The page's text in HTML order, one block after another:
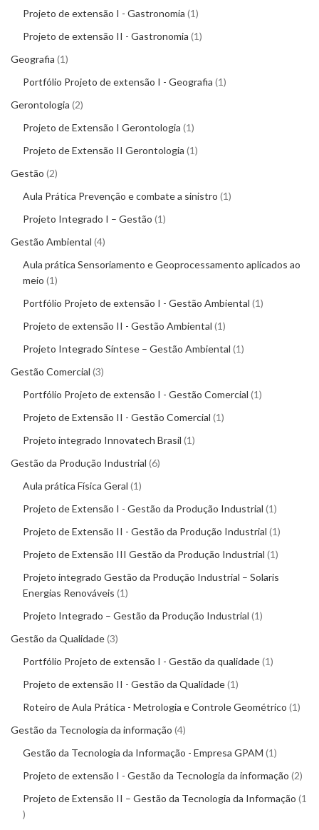
Projeto de extensão I - Gastronomia 1
Projeto de extensão II - Gastronomia 1
Geografia 1
Portfólio Projeto de extensão I - Geografia 1
Gerontologia 2
Projeto de Extensão I Gerontologia 1
Projeto de Extensão II Gerontologia 1
Gestão 2
Aula Prática Prevenção e combate a sinistro 1
Projeto Integrado I – Gestão 1
Gestão Ambiental 4
Aula prática Sensoriamento e Geoprocessamento aplicados ao
meio 1
Portfólio Projeto de extensão I - Gestão Ambiental 1
Projeto de extensão II - Gestão Ambiental 1
Projeto Integrado Síntese – Gestão Ambiental 1
Gestão Comercial 3
Portfólio Projeto de extensão I - Gestão Comercial 1
Projeto de Extensão II - Gestão Comercial 1
Projeto integrado Innovatech Brasil 1
Gestão da Produção Industrial 6
Aula prática Física Geral 1
Projeto de Extensão I - Gestão da Produção Industrial 1
Projeto de Extensão II - Gestão da Produção Industrial 1
Projeto de Extensão III Gestão da Produção Industrial 1
Projeto integrado Gestão da Produção Industrial – Solaris
Energias Renováveis 1
Projeto Integrado – Gestão da Produção Industrial 1
Gestão da Qualidade 3
Portfólio Projeto de extensão I - Gestão da qualidade 1
Projeto de extensão II - Gestão da Qualidade 1
Roteiro de Aula Prática - Metrologia e Controle Geométrico 1
Gestão da Tecnologia da informação 4
Gestão da Tecnologia da Informação - Empresa GPAM 1
Projeto de extensão I - Gestão da Tecnologia da informação 2
Projeto de Extensão II – Gestão da Tecnologia da Informação 1